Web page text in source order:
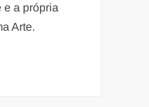
e a própria
Arte.